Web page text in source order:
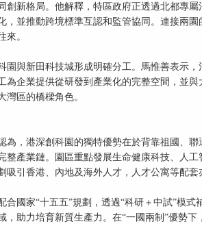
創新格局。他解釋，特區政府正透過北都專屬
，並推動跨境標準互認和監管協同。連接兩
來。
園與新田科技城形成明確分工。馬惟善表示
為企業提供從研發到產業化的完整空間，並
灣區的橋樑角色。
為，港深創科園的獨特優勢在於背靠祖國、
整產業鏈。園區重點發展生命健康科技、人
吸引香港、內地及海外人才，人才公寓等配套
合國家“十五五”規劃，透過“科研＋中試”模
，助力培育新質生產力。在“一國兩制”優勢